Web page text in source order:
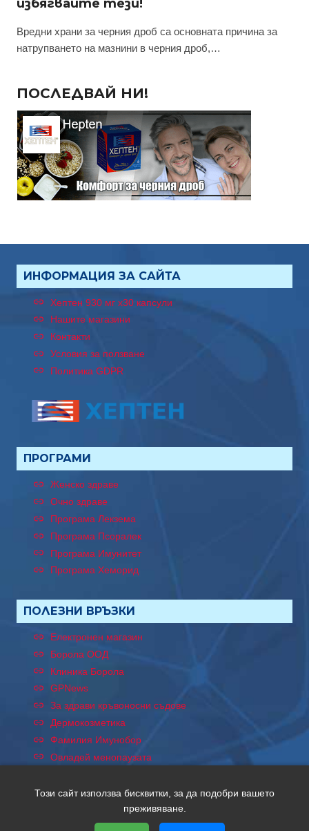
избягвайте тези!
Вредни храни за черния дроб са основната причина за
натрупването на мазнини в черния дроб,…
ПОСЛЕДВАЙ НИ!
ИНФОРМАЦИЯ ЗА САЙТА
Хептен 930 мг x30 капсули
Нашите магазини
Контакти
Условия за ползване
Политика GDPR
ПРОГРАМИ
Женско здраве
Очно здраве
Програма Лекзема
Програма Псоралек
Програма Имунитет
Програма Хеморид
ПОЛЕЗНИ ВРЪЗКИ
Електронен магазин
Борола ООД
Клиника Борола
GPNews
За здрави кръвоносни съдове
Дермокозметика
Фамилия Имунобор
Овладей менопаузата
Copyright © 2026 Хептен. Всички права запазени. Уеб
Този сайт използва бисквитки, за да подобри вашето
преживяване.